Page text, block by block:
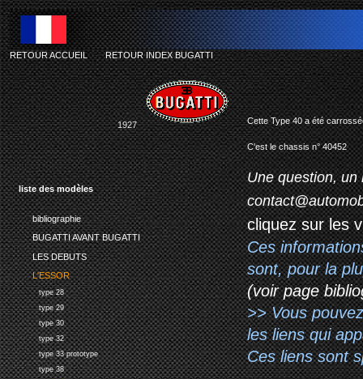
liste des modèles
bibliographie
BUGATTI AVANT BUGATTI
LES DEBUTS
L'ESSOR
type 28
type 29
type 30
type 32
type 33 prototype
type 38
RETOUR ACCUEIL-RETOUR INDEX BUGATTI
1927 Cette Type 40 a été
C'est le chassis n° 40452
Une question, un
cliquez sur les
Ces
sont, pour la
(voir page
>> Vous
les liens qui
Ces liens sont